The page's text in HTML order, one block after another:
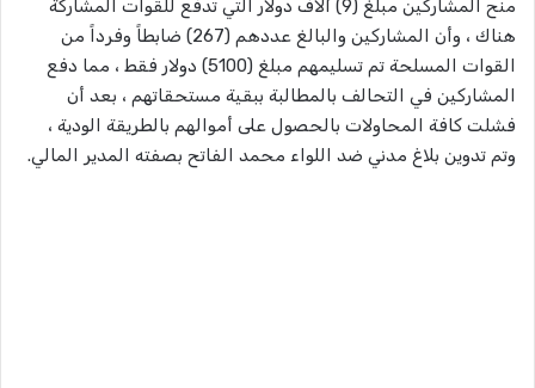
منح المشاركين مبلغ (9) آلاف دولار التي تدفع للقوات المشاركة
هناك ، وأن المشاركين والبالغ عددهم (267) ضابطاً وفرداً من
القوات المسلحة تم تسليمهم مبلغ (5100) دولار فقط ، مما دفع
المشاركين في التحالف بالمطالبة ببقية مستحقاتهم ، بعد أن
فشلت كافة المحاولات بالحصول على أموالهم بالطريقة الودية ،
وتم تدوين بلاغ مدني ضد اللواء محمد الفاتح بصفته المدير المالي.